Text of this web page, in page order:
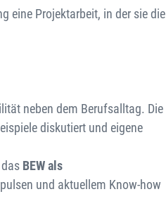
eine Projektarbeit, in der sie die
neben dem Berufsalltag. Die
diskutiert und eigene
BEW als
und aktuellem Know-how